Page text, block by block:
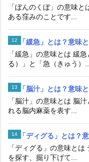
「ぼんのくぼ」の意味
ある窪みのことです...
「緩急」とは？意味
「緩急」の意味とは 緩
る）」と「急（きゅう）
「脳汁」とは？意味
「脳汁」の意味とは 脳
れる脳内麻薬を表す...
「ディグる」とは？
「ディグる」の意味と
を探す、掘り下げて...